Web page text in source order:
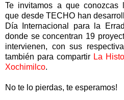
Te invitamos a que conozcas
que desde TECHO han
Día Internacional para la
donde se concentran 19
intervienen, con sus
también para compartir La
Xochimilco.
No te lo pierdas, te esperamos!